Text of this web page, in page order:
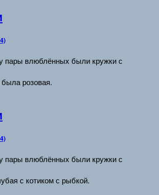
пары влюблённых были кружки с
была розовая.
пары влюблённых были кружки с
с котиком с рыбкой.